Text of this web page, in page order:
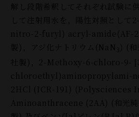
解し段階希釈してそれぞれ試験に
して注射用水を，陽性対照とし
nitro-2-furyl) acryl-amide(AF-
製 ) ，アジ化ナトリウム(NaN 3 ) (和
社製)，2-Methoxy-6-chloro-9-
chloroethyl)aminopropylami-
2HCl (ICR-191) (Polysciences
Aminoanthracene (2AA) (和光純